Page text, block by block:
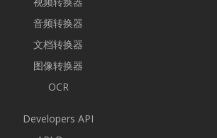
音频转换器
文档转换器
图像转换器
OCR
Developers API